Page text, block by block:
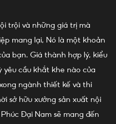
trội và những giá trị mà
mang lại, Nó là một khoản
bạn. Giá thành hợp lý, kiểu
yêu cầu khắt khe nào của
ngành thiết kế và thi
sở hữu xưởng sản xuất nội
Đại Nam sẽ mang đến